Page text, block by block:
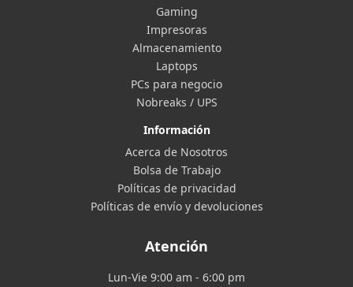
Gaming
Impresoras
Almacenamiento
Laptops
PCs para negocio
Nobreaks / UPS
Información
Acerca de Nosotros
Bolsa de Trabajo
Políticas de privacidad
Políticas de envío y devoluciones
Atención
Lun-Vie 9:00 am - 6:00 pm